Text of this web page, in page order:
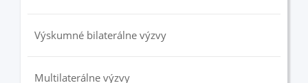
Výskumné bilaterálne výzvy
Multilaterálne výzvy